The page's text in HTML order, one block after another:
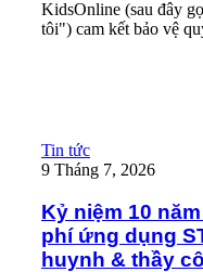
KidsOnline (sau đây
tôi") cam kết bảo vệ
Kỷ niệm 10 năm
Tin tức
9 Tháng 7, 2026
Kỷ niệm 10
phí ứng dụng
huynh & thầy cô